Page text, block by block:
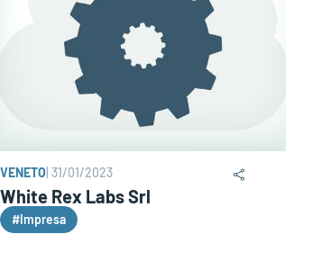
VENETO 31/01/2023
White Rex Labs Srl
#Impresa